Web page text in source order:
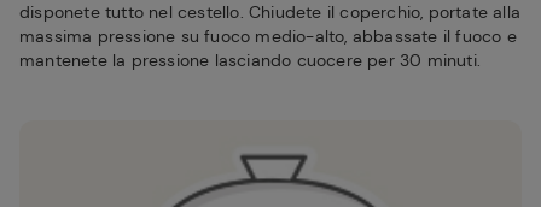
disponete tutto nel cestello. Chiudete il coperchio, portate alla
massima pressione su fuoco medio-alto, abbassate il fuoco e
mantenete la pressione lasciando cuocere per 30 minuti.